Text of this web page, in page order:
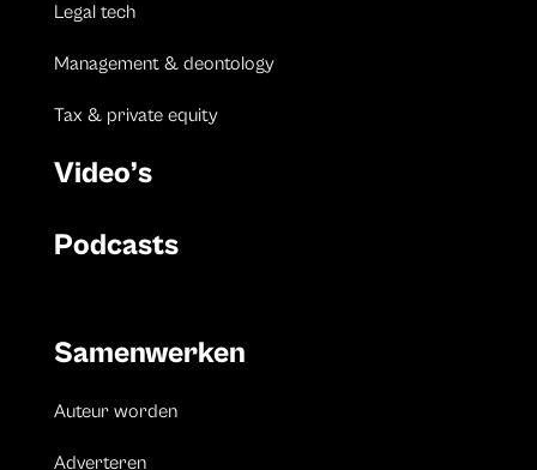
Legal tech
Management & deontology
Tax & private equity
Video’s
Podcasts
Samenwerken
Auteur worden
Adverteren